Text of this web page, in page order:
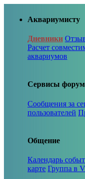
Аквариумисту
Дневники
Расчет
аквариумов
Сервисы
Сообщения за
пользователей
Общение
Календарь
карте Группа в